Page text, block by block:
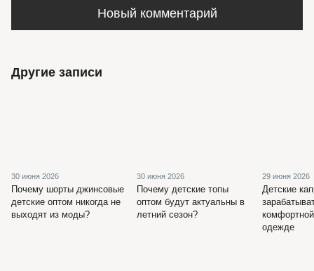
Новый комментарий
Другие записи
30 июня 2026
Почему шорты джинсовые
детские оптом никогда не
выходят из моды?
30 июня 2026
Почему детские топы
оптом будут актуальны в
летний сезон?
29 июня 2026
Детские
одежде